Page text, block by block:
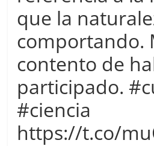
que la
comportando.
contento de
participado.
#ciencia
https://t.co/